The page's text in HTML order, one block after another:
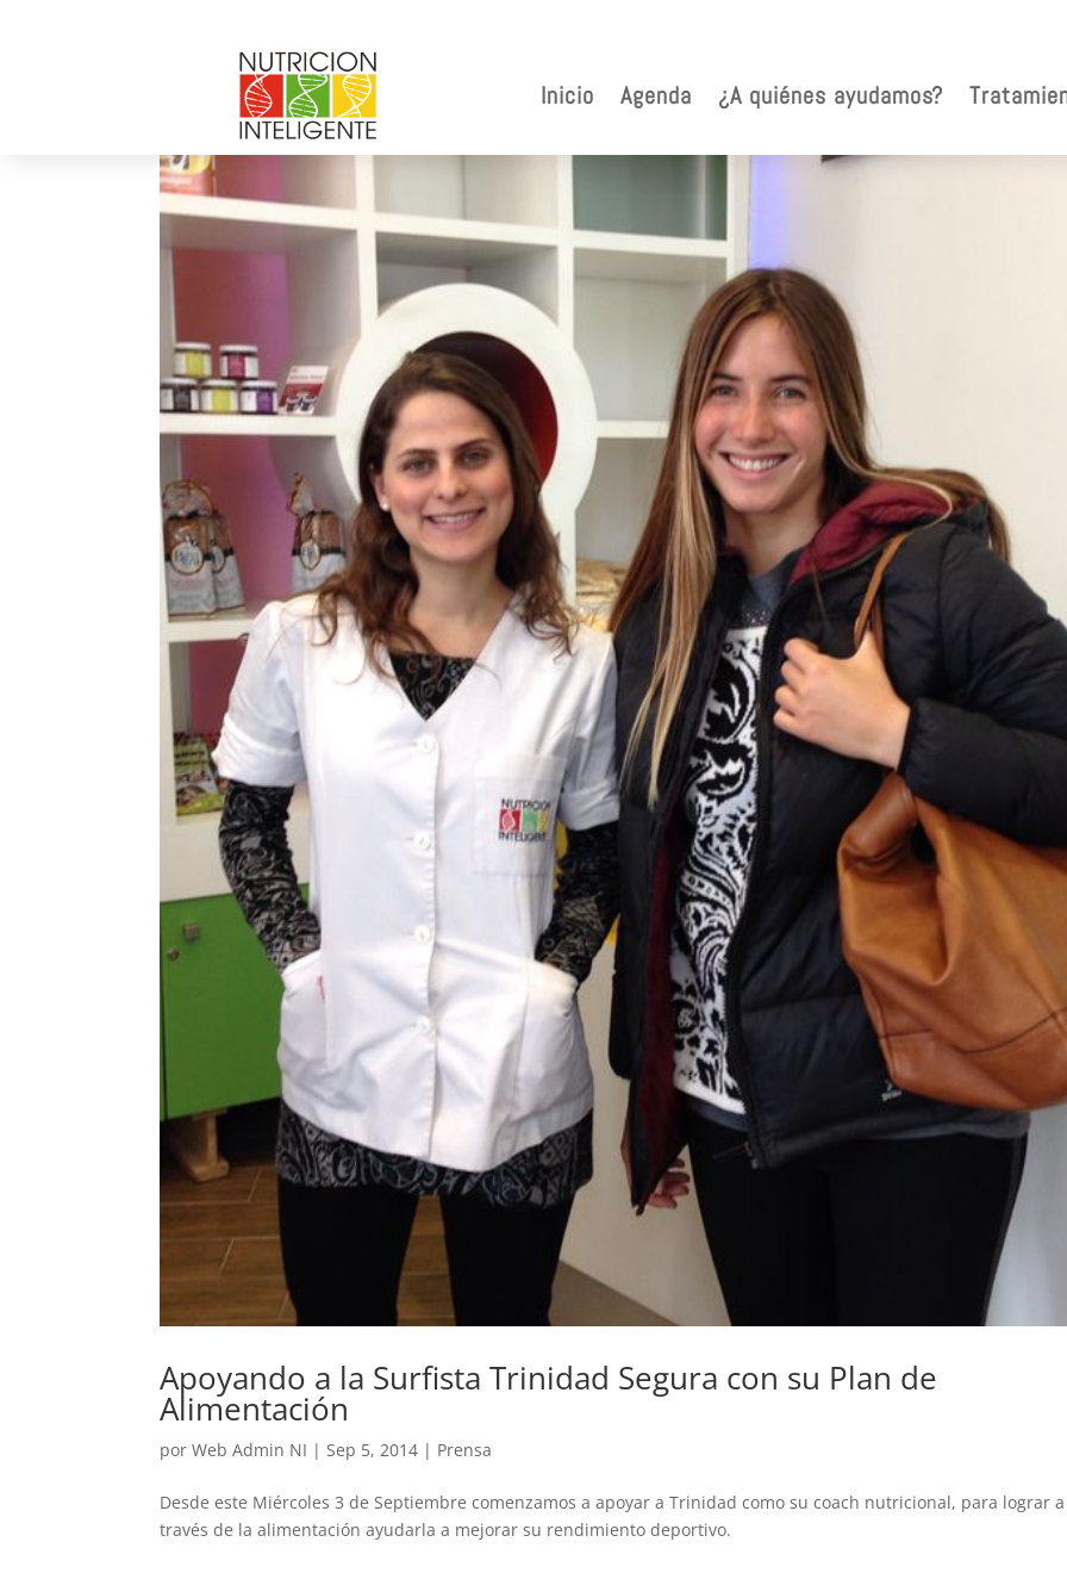
Inicio Agenda ¿A quiénes ayudamos?
Apoyando a la Surfista Trinidad Segura con su Plan de
Alimentación
porWeb Admin NI |Sep 5, 2014 | Prensa
Desde este Miércoles 3 de Septiembre comenzamos a apoyar a Trinidad como su coach nutricional, para lograr a
través de la alimentación ayudarla a mejorar su rendimiento deportivo.